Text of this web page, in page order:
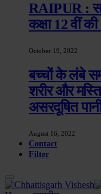
RAIPUR :
कक्षा 12 वीं की
October 19, 2022
बच्चों के लंबे
शरीर और
असरदूषित
August 16, 2022
Contact
Filter